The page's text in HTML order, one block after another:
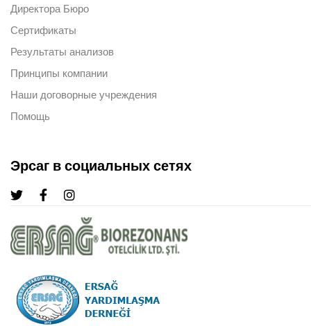
Директора Бюро
Сертификаты
Результаты анализов
Принципы компании
Наши договорные учреждения
Помощь
Эрсаг в социальных сетях